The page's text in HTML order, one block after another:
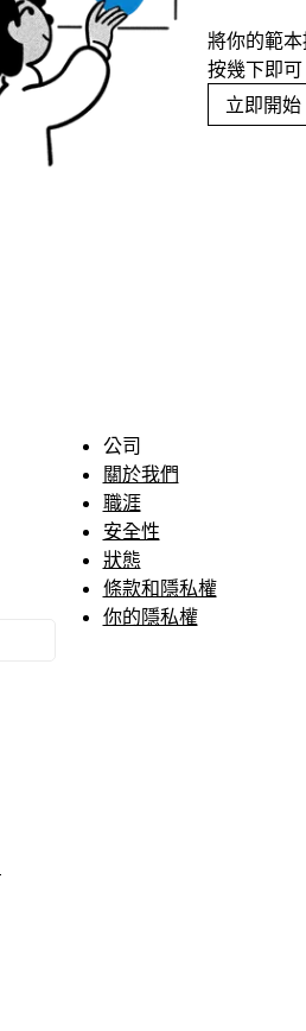
將你的範
按幾下即可
立即開始
公司
關於我們
職涯
安全性
狀態
條款和隱私權
你的隱私權